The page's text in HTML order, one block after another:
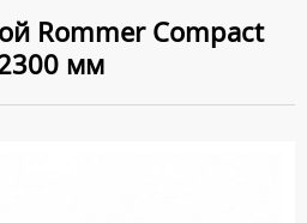
Rommer Compact
мм
ОПЛАТА